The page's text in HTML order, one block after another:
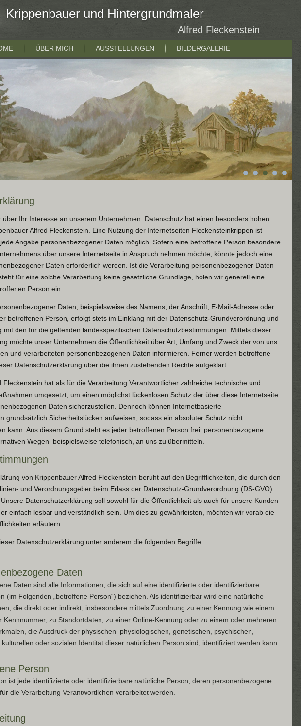
Krippenbauer und Hintergrundmaler
Alfred Fleckenstein
ÜBER MICH AUSSTELLUNGEN BILDERGALERIE
über Ihr Interesse an unserem Unternehmen. Datenschutz hat einen besonders hohen
Alfred Fleckenstein. Eine Nutzung der Internetseiten Fleckensteinkrippen ist
Angabe personenbezogener Daten möglich. Sofern eine betroffene Person besondere
über unsere Internetseite in Anspruch nehmen möchte, könnte jedoch eine
Daten erforderlich werden. Ist die Verarbeitung personenbezogener Daten
für eine solche Verarbeitung keine gesetzliche Grundlage, holen wir generell eine
Person ein.
Daten, beispielsweise des Namens, der Anschrift, E-Mail-Adresse oder
betroffenen Person, erfolgt stets im Einklang mit der Datenschutz-Grundverordnung und
mit den für die geltenden landesspezifischen Datenschutzbestimmungen. Mittels dieser
möchte unser Unternehmen die Öffentlichkeit über Art, Umfang und Zweck der von uns
und verarbeiteten personenbezogenen Daten informieren. Ferner werden betroffene
Datenschutzerklärung über die ihnen zustehenden Rechte aufgeklärt.
Fleckenstein hat als für die Verarbeitung Verantwortlicher zahlreiche technische und
umgesetzt, um einen möglichst lückenlosen Schutz der über diese Internetseite
Daten sicherzustellen. Dennoch können Internetbasierte
grundsätzlich Sicherheitslücken aufweisen, sodass ein absoluter Schutz nicht
kann. Aus diesem Grund steht es jeder betroffenen Person frei, personenbezogene
Wegen, beispielsweise telefonisch, an uns zu übermitteln.
von Krippenbauer Alfred Fleckenstein beruht auf den Begrifflichkeiten, die durch den
und Verordnungsgeber beim Erlass der Datenschutz-Grundverordnung (DS-GVO)
Datenschutzerklärung soll sowohl für die Öffentlichkeit als auch für unsere Kunden
einfach lesbar und verständlich sein. Um dies zu gewährleisten, möchten wir vorab die
erläutern.
Datenschutzerklärung unter anderem die folgenden Begriffe:
Daten
Daten sind alle Informationen, die sich auf eine identifizierte oder identifizierbare
(im Folgenden „betroffene Person“) beziehen. Als identifizierbar wird eine natürliche
die direkt oder indirekt, insbesondere mittels Zuordnung zu einer Kennung wie einem
Kennnummer, zu Standortdaten, zu einer Online-Kennung oder zu einem oder mehreren
die Ausdruck der physischen, physiologischen, genetischen, psychischen,
oder sozialen Identität dieser natürlichen Person sind, identifiziert werden kann.
Person
ist jede identifizierte oder identifizierbare natürliche Person, deren personenbezogene
die Verarbeitung Verantwortlichen verarbeitet werden.